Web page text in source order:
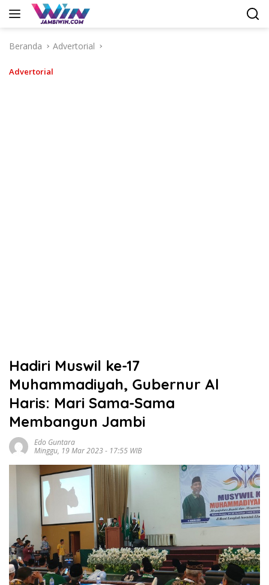
Langsung
Beranda
Advertorial
Advertorial
Hadiri Muswil ke-17
Muhammadiyah, Gubernur Al
Haris: Mari Sama-Sama
Membangun Jambi
Edo Guntara
Minggu, 19 Mar 2023 - 17:55 WIB